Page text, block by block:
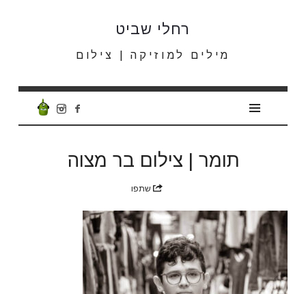
רחלי
שביט
רחלי שביט
מילים למוזיקה | צילום
תומר | צילום בר מצוה
שתפו